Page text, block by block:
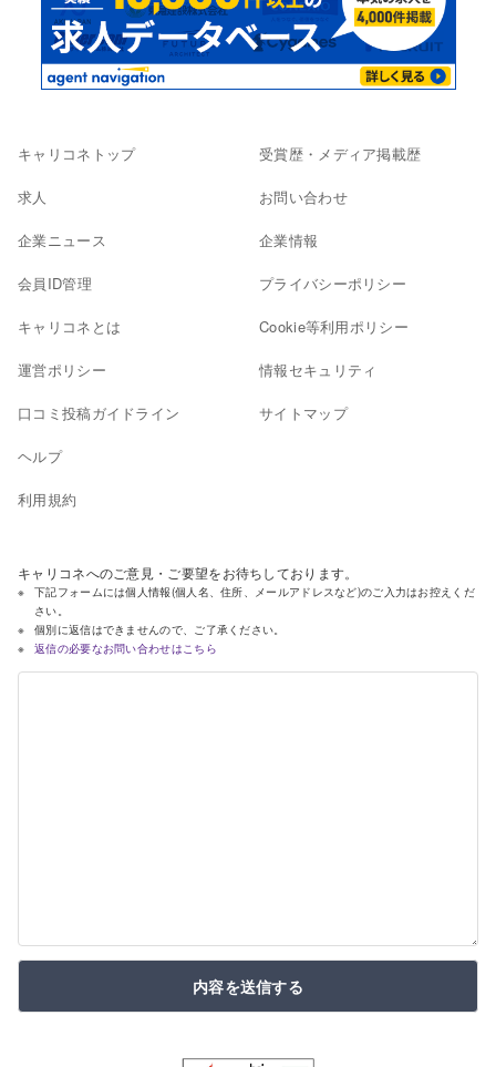
キャリコネトップ
求人
企業ニュース
会員ID管理
キャリコネとは
運営ポリシー
口コミ投稿ガイドライン
ヘルプ
利用規約
受賞歴・メディア掲載歴
お問い合わせ
企業情報
プライバシーポリシー
Cookie等利用ポリシー
情報セキュリティ
サイトマップ
キャリコネへのご意見・ご要望をお待ちしております。
下記フォームには個人情報(個人名、住所、メールアドレスなど)のご入力はお控えくだ
さい。
個別に返信はできませんので、ご了承ください。
返信の必要なお問い合わせはこちら
内容を送信する